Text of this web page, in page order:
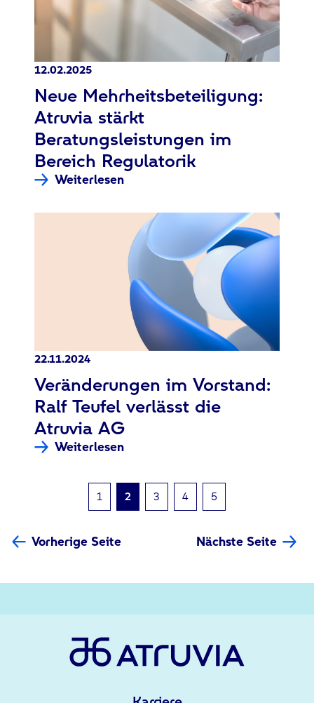
12.02.2025
:
Neue Mehrheitsbeteiligung:
Atruvia stärkt
Beratungsleistungen im
Bereich Regulatorik
Weiterlesen
22.11.2024
:
Veränderungen im Vorstand:
Ralf Teufel verlässt die
Atruvia AG
Weiterlesen
Vorherige Seite
1 2 3 4 5
Nächste Seite